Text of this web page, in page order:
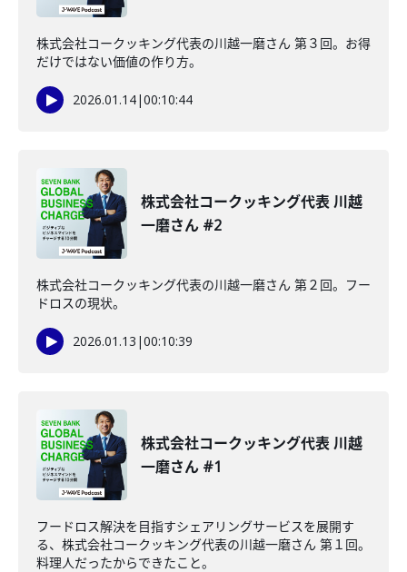
株式会社コークッキング代表の川越一磨さん 第３回。お得
だけではない価値の作り方。
2026.01.14|00:10:44
株式会社コークッキング代表 川越
一磨さん #2
株式会社コークッキング代表の川越一磨さん 第２回。フー
ドロスの現状。
2026.01.13 |00:10:39
株式会社コークッキング代表 川越
一磨さん #1
フードロス解決を目指すシェアリングサービスを展開す
る、株式会社コークッキング代表の川越一磨さん 第１回。
料理人だったからできたこと。